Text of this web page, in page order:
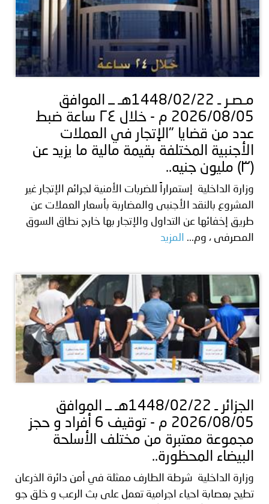
مـصـر ـ 1448/02/22هـ ــ الموافق
2026/08/05 م - خلال ٢٤ ساعة ضبط
عدد من قضايا "الإتجار في العملات
الأجنبية المختلفة بقيمة مالية ما يزيد عن
(۳) مليون جنيه..
وزارة الداخلية إستمراراً للضربات الأمنية لجرائم الإتجار غير
المشروع بالنقد الأجنبى والمضاربة بأسعار العملات عن
طريق إخفائها عن التداول والإتجار بها خارج نطاق السوق
المصرفى ، وم...
المزيد
الجزائر ـ 1448/02/22هـ ــ الموافق
2026/08/05 م - توقيف 6 أفراد و حجز
مجموعة معتبرة من مختلف الأسلحة
البيضاء المحظورة..
وزارة الداخلية شرطة الطارف ممثلة في أمن دائرة الذرعان
تطيح بعصابة احياء اجرامية تعمل على بث الرعب و خلق جو